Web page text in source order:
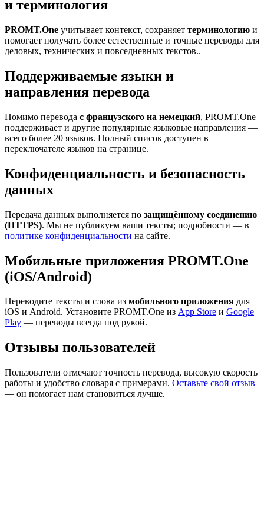
и терминология
PROMT.One учитывает контекст, сохраняет терминологию и
помогает получать более естественные и точные переводы для
деловых, технических и повседневных текстов..
Поддерживаемые языки и
направления перевода
Помимо перевода с французского на немецкий, PROMT.One
поддерживает и другие популярные языковые направления —
всего более 20 языков. Полный список доступен в
переключателе языков на странице.
Конфиденциальность и безопасность
данных
Передача данных выполняется по защищённому соединению
(HTTPS). Мы не публикуем ваши тексты; подробности — в
политике конфиденциальности на сайте.
Мобильные приложения PROMT.One
(iOS/Android)
Переводите тексты и слова из мобильного приложения для
iOS и Android. Установите PROMT.One из App Store и Google
Play — переводы всегда под рукой.
Отзывы пользователей
Пользователи отмечают точность перевода, высокую скорость
работы и удобство словаря с примерами. Оставьте свой отзыв
— он помогает нам становиться лучше.